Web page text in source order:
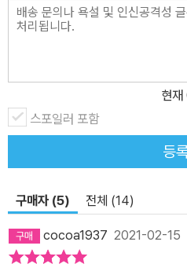
다. 번식 과정에서 생긴 돌연변이들
연선택은 이들 가운데 환경에 더 잘
다. 이런 과정이 오랜 시간을 이어
명에서 일어나는 화학 반응들을 토
명을 화학의 관점에서 바라보게 된
효의 기초가 되는 효소는 우리 몸뿐
록소 또한 효소이고, 우리 몸 안에
도 효소이다. 세포는 생명을 유지하
끊임없이 일으키는데, 세포 안에서
현재
스포일러 포함
등
구매자 (5) 전체 (14)
cocoa1937 2021-02-15